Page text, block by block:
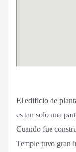
El edificio de
es tan solo una
Cuando fue
Temple tuvo gran